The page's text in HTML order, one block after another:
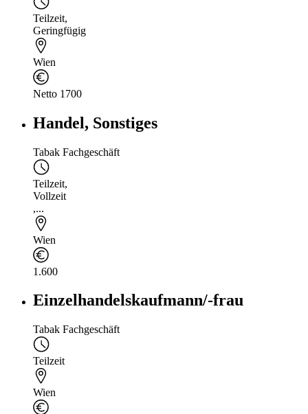
Teilzeit,
Geringfügig
Wien
Netto 1700
Handel, Sonstiges
Tabak Fachgeschäft
Teilzeit,
Vollzeit
,...
Wien
1.600
Einzelhandelskaufmann/-frau
Tabak Fachgeschäft
Teilzeit
Wien